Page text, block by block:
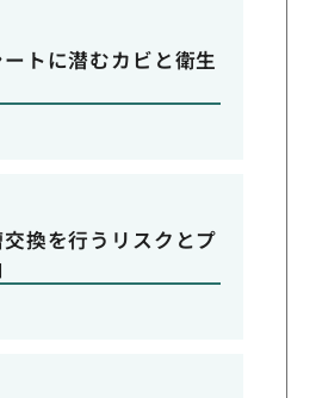
トに潜むカビと衛生
換を行うリスクとプ